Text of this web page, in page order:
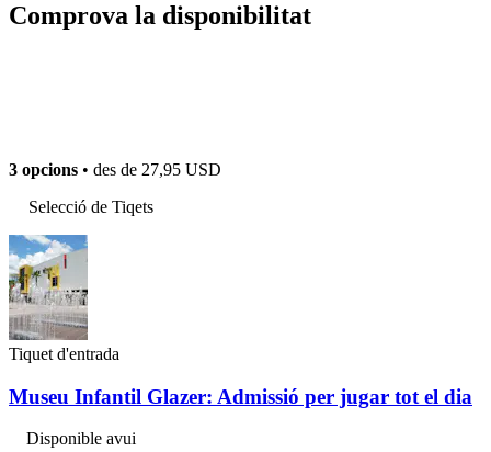
Comprova la disponibilitat
3 opcions • des de 27,95 USD
Selecció de Tiqets
Tiquet d'entrada
Museu Infantil Glazer: Admissió per jugar tot el dia
Disponible avui